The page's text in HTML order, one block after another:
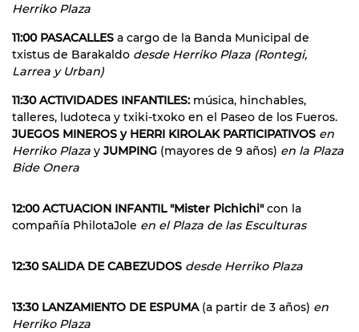
Herriko Plaza
11:00 PASACALLES a cargo de la Banda Municipal de
txistus de Barakaldo desde Herriko Plaza (Rontegi,
Larrea y Urban)
11:30 ACTIVIDADES INFANTILES: música, hinchables,
talleres, ludoteca y txiki-txoko en el Paseo de los Fueros.
JUEGOS MINEROS y HERRI KIROLAK PARTICIPATIVOS en
Herriko Plaza y JUMPING (mayores de 9 años) en la Plaza
Bide Onera
12:00 ACTUACION INFANTIL "Mister Pichichi"con la
compañía PhilotaJole en el Plaza de las Esculturas
12:30 SALIDA DE CABEZUDOS desde Herriko Plaza
13:30 LANZAMIENTO DE ESPUMA (a partir de 3 años) en
Herriko Plaza